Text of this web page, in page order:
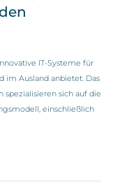
IT-Systeme für
im Ausland anbietet. Das
spezialisieren sich auf die
einschließlich